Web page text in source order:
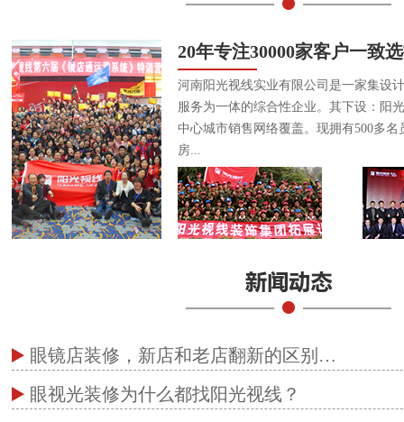
20年专注30000家客户一致
河南阳光视线实业有限公司是一家集设
服务为一体的综合性企业。其下设：阳
中心城市销售网络覆盖。现拥有500多
房...
眼镜店装修，新店和老店翻新的区别…
眼视光装修为什么都找阳光视线？